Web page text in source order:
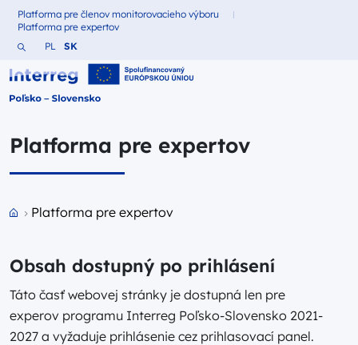
Fundusze dla
Platforma pre členov monitorovacieho výboru
Fundusze dla
Platforma pre expertov
Vyhľadajte webovú stránku
Zmień język na Polština
PL Zmień język na Slovenčina
SK
Interreg Polska – Słowacja 2021-2027
Platforma pre expertov
Przejdź do strony głównej portalu
Platforma pre expertov
Obsah dostupný po prihlásení
Táto časť webovej stránky je dostupná len pre
experov programu Interreg Poľsko-Slovensko 2021-
2027 a vyžaduje prihlásenie cez prihlasovací panel.